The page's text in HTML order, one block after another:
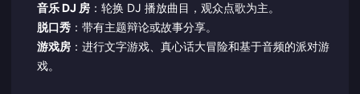
音乐 DJ 房：轮换 DJ 播放曲目，观众点歌为主。
脱口秀：带有主题辩论或故事分享。
游戏房：进行文字游戏、真心话大冒险和基于音频的派对游
戏。